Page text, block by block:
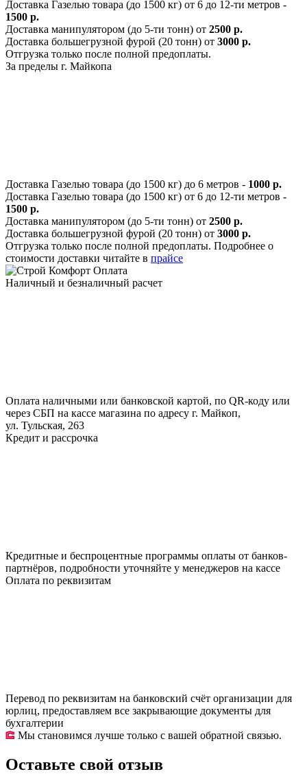
Доставка Газелью товара (до 1500 кг) от 6 до 12-ти метров -
1500 р.
Доставка манипулятором (до 5-ти тонн) от 2500 р.
Доставка большегрузной фурой (20 тонн) от 3000 р.
Отгрузка только после полной предоплаты.
За пределы г. Майкопа
Доставка Газелью товара (до 1500 кг) до 6 метров - 1000 р.
Доставка Газелью товара (до 1500 кг) от 6 до 12-ти метров -
1500 р.
Доставка манипулятором (до 5-ти тонн) от 2500 р.
Доставка большегрузной фурой (20 тонн) от 3000 р.
Отгрузка только после полной предоплаты. Подробнее о
стоимости доставки читайте в прайсе
Оплата
Наличный и безналичный расчет
Оплата наличными или банковской картой, по QR-коду или
через СБП на кассе магазина по адресу г. Майкоп,
ул. Тульская, 263
Кредит и рассрочка
Кредитные и беспроцентные программы оплаты от банков-
партнёров, подробности уточняйте у менеджеров на кассе
Оплата по реквизитам
Перевод по реквизитам на банковский счёт организации для
юрлиц, предоставляем все закрывающие документы для
бухгалтерии
Мы становимся лучше только с вашей обратной связью.
Оставьте свой отзыв